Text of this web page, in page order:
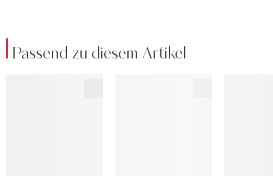
Passend zu diesem Artikel